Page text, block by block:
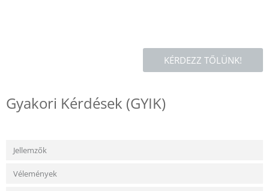
KÉRDEZZ TŐLÜNK!
Gyakori Kérdések (GYIK)
Jellemzők
Vélemények